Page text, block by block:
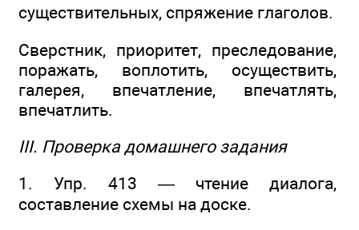
существительных, спряжение глаголов.
Сверстник, приоритет, преследование,
поражать, воплотить, осуществить,
галерея, впечатление, впечатлять,
впечатлить.
III. Проверка домашнего задания
1. Упр. 413 — чтение диалога,
составление схемы на доске.